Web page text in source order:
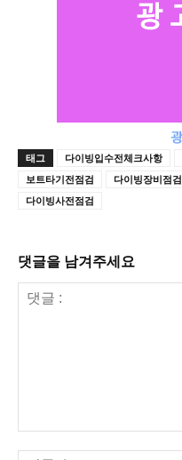
태그 다이빙입수전체크사항
보트타기전점검
다이빙장비점검
다이빙사전점검
댓글을 남겨주세요